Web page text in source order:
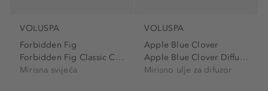
VOLUSPA
Forbidden Fig
Forbidden Fig Classic Candle
Mirisna svijeća
VOLUSPA
Apple Blue Clover
Apple Blue Clover Diffuser...
Mirisno ulje za difuzor